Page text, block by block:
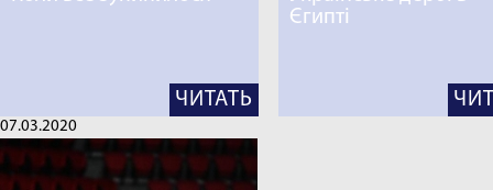
ЧИТАТЬ
Єгипті
07.03.2020